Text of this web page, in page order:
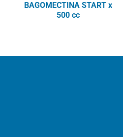
BAGOMECTINA START x
500 cc